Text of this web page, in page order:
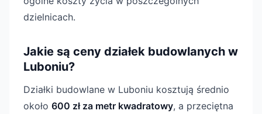
dzielnicach.
Jakie są ceny działek budowlanych w
Luboniu?
Działki budowlane w Luboniu kosztują średnio
około 600 zł za metr kwadratowy, a przeciętna